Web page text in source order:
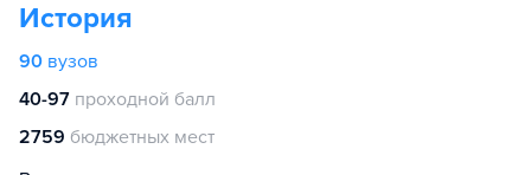
История
90 вузов
40-97 проходной балл
2759 бюджетных мест